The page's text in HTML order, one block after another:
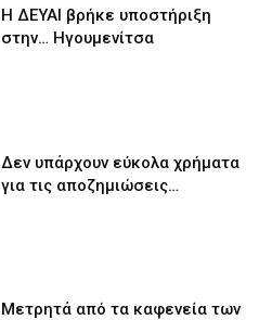
Η ΔΕΥΑΙ βρήκε υποστήριξη
στην… Ηγουμενίτσα
Δεν υπάρχουν εύκολα χρήματα
για τις αποζημιώσεις…
Μετρητά από τα καφενεία των